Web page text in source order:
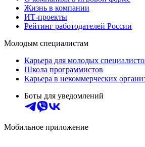
Жизнь в компании
ИТ-проекты
Рейтинг работодателей России
Молодым специалистам
Карьера для молодых
Школа программистов
Карьера в некоммерческих
Боты для уведомлений
Мобильное приложение